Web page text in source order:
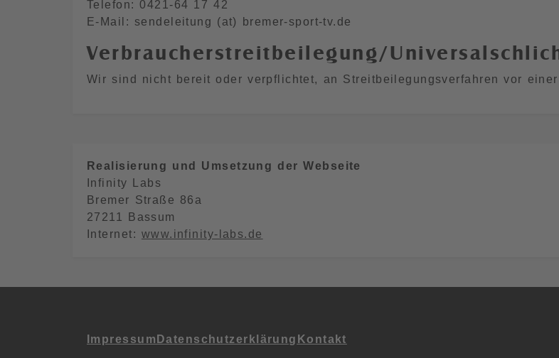
Telefon: 0421-64 17 42
E-Mail: sendeleitung (at) bremer-sport-tv.de
Verbraucher­streit­beilegung/
Wir sind nicht bereit oder verpflichtet, an Streitbeilegungsverfahren vor
Realisierung und Umsetzung der Webseite
Infinity Labs
Bremer Straße 86a
27211 Bassum
Internet: www.infinity-labs.de
Impressum Datenschutz­erklärung Kontakt